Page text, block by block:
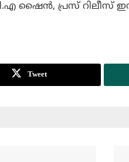
ഷൈന്‍, പ്രസ്
Tweet